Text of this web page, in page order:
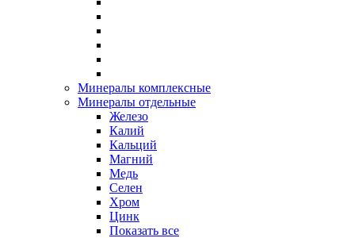
Минералы комплексные
Минералы отдельные
Железо
Калий
Кальций
Магний
Медь
Селен
Хром
Цинк
Показать все